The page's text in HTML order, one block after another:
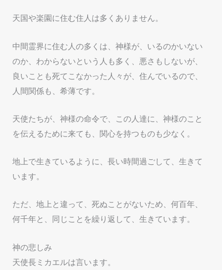
天国や楽園に住む住人は多くありません。
中間霊界に住む人の多くは、神様が、いるのかいない
のか、わからないという人も多く、悪さもしないが、
良いことも死てこなかった人々が、住んでいるので、
人間関係も、希薄です。
天使たちが、神様の命令で、この人達に、神様のこと
を伝えるために来ても、関心を持つものも少なく。
地上で生きているように、長い時間過ごして、生きて
います。
ただ、地上と違って、死ぬことがないため、何百年、
何千年と、同じことを繰り返して、生きています。
神の悲しみ
天使長ミカエルは言います。